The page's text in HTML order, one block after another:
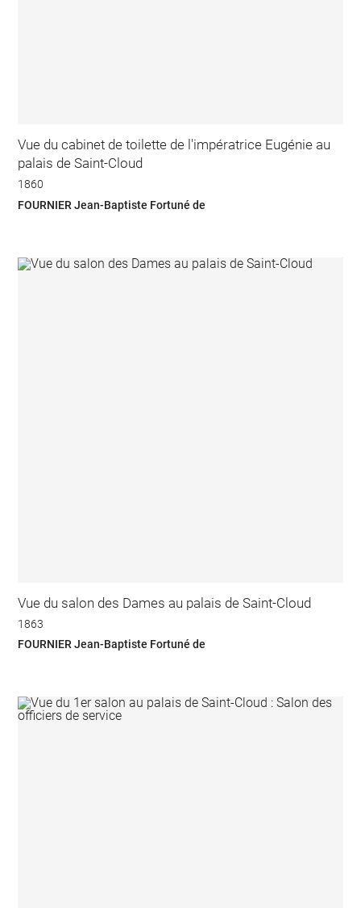
Vue du cabinet de toilette de l'impératrice Eugénie au
palais de Saint-Cloud
1860
FOURNIER Jean-Baptiste Fortuné de
Vue du salon des Dames au palais de Saint-Cloud
1863
FOURNIER Jean-Baptiste Fortuné de